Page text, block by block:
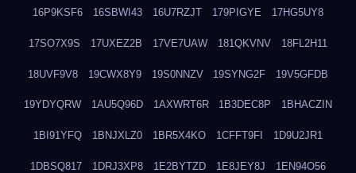
16P9KSF6 16SBWI43 16U7RZJT 179PIGYE 17HG5UY8
17SO7X9S 17UXEZ2B 17VE7UAW 181QKVNV 18FL2H11
18UVF9V8 19CWX8Y9 19S0NNZV 19SYNG2F 19V5GFDB
19YDYQRW 1AU5Q96D 1AXWRT6R 1B3DEC8P 1BHACZIN
1BI91YFQ 1BNJXLZ0 1BR5X4KO 1CFFT9FI 1D9U2JR1
1DBSQ817 1DRJ3XP8 1E2BYTZD 1E8JEY8J 1EN94O56